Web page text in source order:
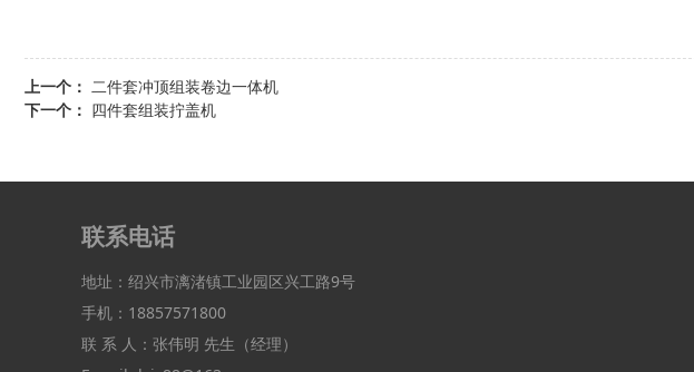
上一个： 二件套冲顶组装卷边一体机
下一个： 四件套组装拧盖机
联系电话
地址：绍兴市漓渚镇工业园区兴工路9号
手机：18857571800
联 系 人：张伟明 先生（经理）